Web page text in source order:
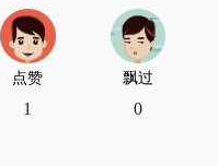
点赞
1
飘过
0